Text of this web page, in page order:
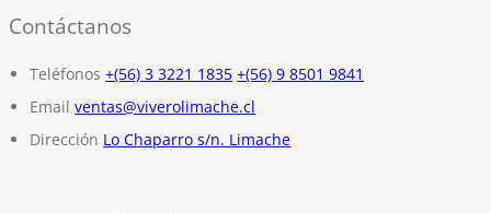
Contáctanos
Teléfonos +(56) 3 3221 1835 +(56) 9 8501 9841
Email ventas@viverolimache.cl
Dirección Lo Chaparro s/n. Limache